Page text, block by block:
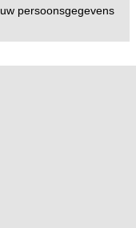
persoonsgegevens